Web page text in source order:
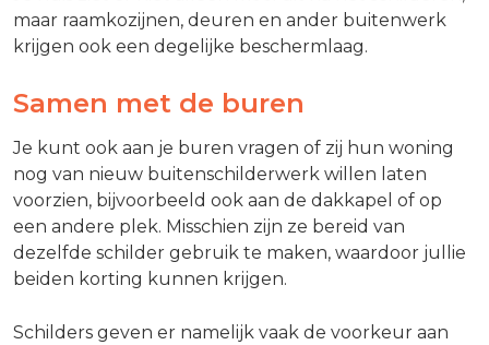
maar raamkozijnen, deuren en ander buitenwerk
krijgen ook een degelijke beschermlaag.
Samen met de buren
Je kunt ook aan je buren vragen of zij hun woning
nog van nieuw buitenschilderwerk willen laten
voorzien, bijvoorbeeld ook aan de dakkapel of op
een andere plek. Misschien zijn ze bereid van
dezelfde schilder gebruik te maken, waardoor jullie
beiden korting kunnen krijgen.
Schilders geven er namelijk vaak de voorkeur aan